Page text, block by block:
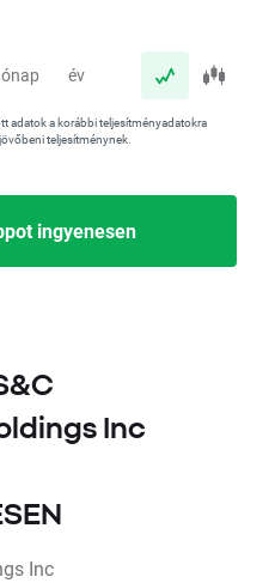
év
adatok a korábbi teljesítményadatokra
teljesítménynek.
ingyenesen
Inc
Inc